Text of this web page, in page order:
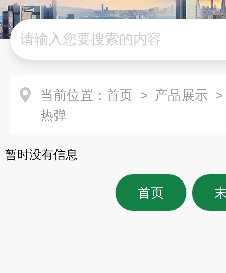
当前位置： 首页 > 产品展示
热弹
暂时没有信息
首页